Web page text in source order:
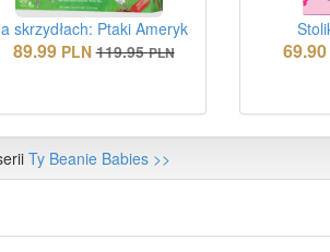
skrzydłach: Ptaki Ameryk
89.99 PLN 119.95 PLN 69.90
Ty Beanie Babies >>